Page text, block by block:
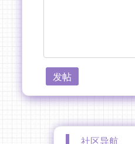
发帖
社区导航